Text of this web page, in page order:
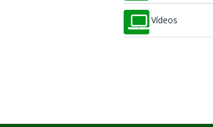
Vídeos